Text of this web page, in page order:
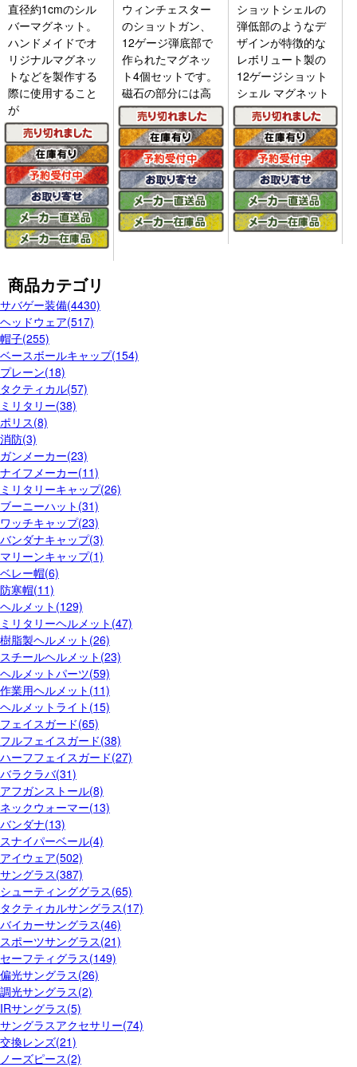
直径約1cmのシル
バーマグネット。
ハンドメイドでオ
リジナルマグネッ
トなどを製作する
際に使用すること
が
ウィンチェスター
のショットガン、
12ゲージ弾底部で
作られたマグネッ
ト4個セットです。
磁石の部分には高
ショットシェルの
弾低部のようなデ
ザインが特徴的な
レボリュート製の
12ゲージショット
シェル マグネット
商品カテゴリ
サバゲー装備(4430)
ヘッドウェア(517)
帽子(255)
ベースボールキャップ(154)
プレーン(18)
タクティカル(57)
ミリタリー(38)
ポリス(8)
消防(3)
ガンメーカー(23)
ナイフメーカー(11)
ミリタリーキャップ(26)
ブーニーハット(31)
ワッチキャップ(23)
バンダナキャップ(3)
マリーンキャップ(1)
ベレー帽(6)
防寒帽(11)
ヘルメット(129)
ミリタリーヘルメット(47)
樹脂製ヘルメット(26)
スチールヘルメット(23)
ヘルメットパーツ(59)
作業用ヘルメット(11)
ヘルメットライト(15)
フェイスガード(65)
フルフェイスガード(38)
ハーフフェイスガード(27)
バラクラバ(31)
アフガンストール(8)
ネックウォーマー(13)
バンダナ(13)
スナイパーベール(4)
アイウェア(502)
サングラス(387)
シューティンググラス(65)
タクティカルサングラス(17)
バイカーサングラス(46)
スポーツサングラス(21)
セーフティグラス(149)
偏光サングラス(26)
調光サングラス(2)
IRサングラス(5)
サングラスアクセサリー(74)
交換レンズ(21)
ノーズピース(2)